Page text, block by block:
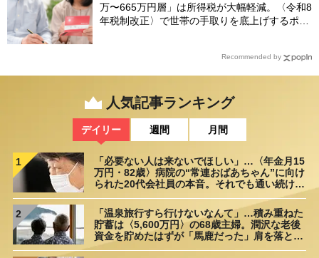
万〜665万円層」は所得税が大幅軽減。〈令和8
年税制改正〉で世帯の手取りを底上げするポイ
Recommended by
人気記事ランキング
デイリー 週間 月間
1
「必要ない人は来ないでほしい」…〈年金月15
万円・82歳〉病院の“常連おばあちゃん”に向け
られた20代会社員の本音。それでも通い続ける
2
「温泉旅行すら行けないなんて」…積み重ねた
貯蓄は〈5,600万円〉の68歳主婦。潤沢な老後
資金を貯めたはずが「馬鹿だった」肩を落とす